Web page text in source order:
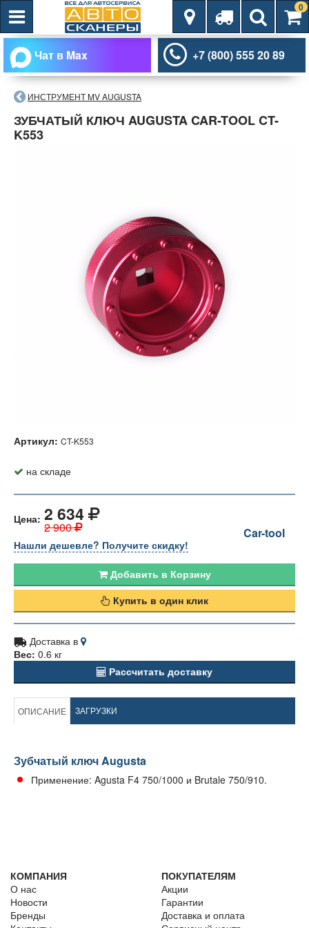
0
Чат в Max +7 (800) 555 20 89
ИНСТРУМЕНТ MV AUGUSTA
ЗУБЧАТЫЙ КЛЮЧ AUGUSTA CAR-TOOL CT-
K553
Артикул: CT-K553
на складе
Цена: 2 634
2 900 Car-tool
Нашли дешевле? Получите скидку!
Добавить в Корзину
Купить в один клик
Доставка в
Вес: 0.6 кг
Рассчитать доставку
ОПИСАНИЕ ЗАГРУЗКИ
Зубчатый ключ Augusta
Применение: Agusta F4 750/1000 и Brutale 750/910.
КОМПАНИЯ
О нас
Новости
Бренды
ПОКУПАТЕЛЯМ
Акции
Гарантии
Доставка и оплата